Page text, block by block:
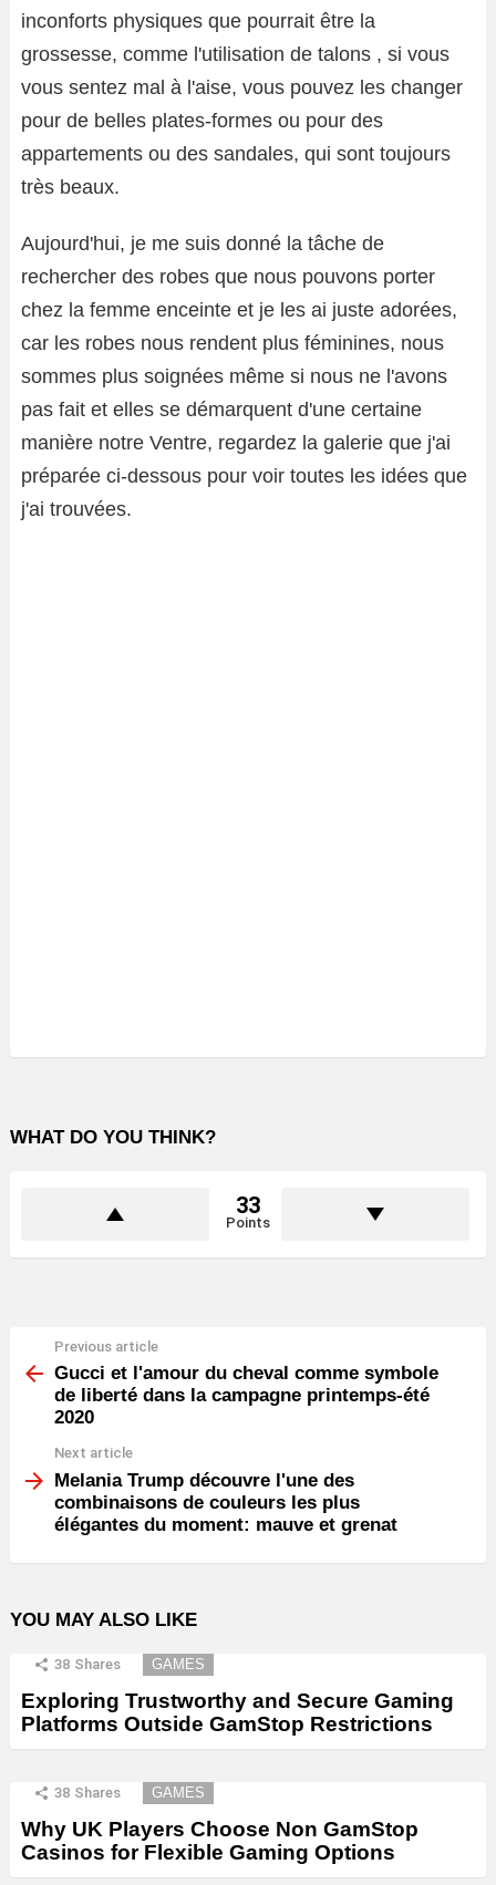
inconforts physiques que pourrait être la
grossesse, comme l'utilisation de talons , si vous
vous sentez mal à l'aise, vous pouvez les changer
pour de belles plates-formes ou pour des
appartements ou des sandales, qui sont toujours
très beaux.
Aujourd'hui, je me suis donné la tâche de
rechercher des robes que nous pouvons porter
chez la femme enceinte et je les ai juste adorées,
car les robes nous rendent plus féminines, nous
sommes plus soignées même si nous ne l'avons
pas fait et elles se démarquent d'une certaine
manière notre Ventre, regardez la galerie que j'ai
préparée ci-dessous pour voir toutes les idées que
j'ai trouvées.
WHAT DO YOU THINK?
33
Points
more
Previous article
Gucci et l'amour du cheval comme symbole
de liberté dans la campagne printemps-été
2020
Next article
Melania Trump découvre l'une des
combinaisons de couleurs les plus
élégantes du moment: mauve et grenat
YOU MAY ALSO LIKE
38 Shares GAMES
Exploring Trustworthy and Secure Gaming
Platforms Outside GamStop Restrictions
38 Shares GAMES
Why UK Players Choose Non GamStop
Casinos for Flexible Gaming Options